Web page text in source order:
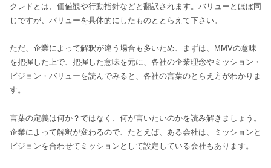
クレドとは、価値観や行動指針などと翻訳されます。バリューとほぼ同
じですが、バリューを具体的にしたものととらえて下さい。
ただ、企業によって解釈が違う場合も多いため、まずは、MMVの意味
を把握した上で、把握した意味を元に、各社の企業理念やミッション・
ビジョン・バリューを読んでみると、各社の言葉のとらえ方がわかりま
す。
言葉の定義は何か？ではなく、何が言いたいのかを読み解きましょう。
企業によって解釈が変わるので、たとえば、ある会社は、ミッションと
ビジョンを合わせてミッションとして設定している会社もあります。